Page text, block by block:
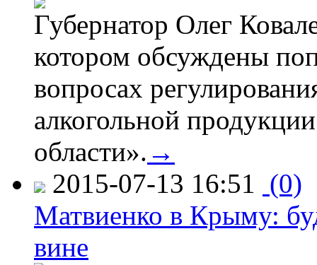
Губернатор Олег
котором обсуждены
вопросах
алкогольной
области». →
2015-07-13 16:51 (0)
Матвиенко в Крыму:
вине